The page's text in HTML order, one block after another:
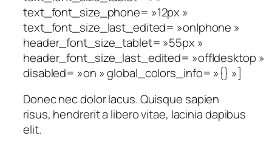
text_font_size_phone= »12px »
text_font_size_last_edited= »on|phone »
header_font_size_tablet= »55px »
header_font_size_last_edited= »off|desktop »
disabled= »on » global_colors_info= »{} »]
Donec nec dolor lacus. Quisque sapien
risus, hendrerit a libero vitae, lacinia dapibus
elit.